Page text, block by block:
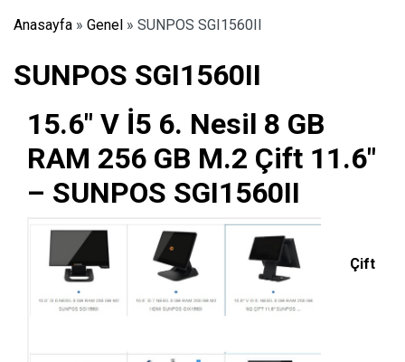
Anasayfa » Genel » SUNPOS SGI1560II
SUNPOS SGI1560II
15.6″ V İ5 6. Nesil 8 GB
RAM 256 GB M.2 Çift 11.6″
– SUNPOS SGI1560II
Çift